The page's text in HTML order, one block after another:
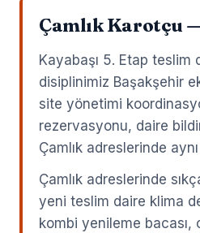
Çamlık Karotçu
Kayabaşı 5. Etap teslim
disiplinimiz Başakşehir
site yönetimi
rezervasyonu, daire
Çamlık adreslerinde
Çamlık adreslerinde
yeni teslim daire klima
kombi yenileme bacası,